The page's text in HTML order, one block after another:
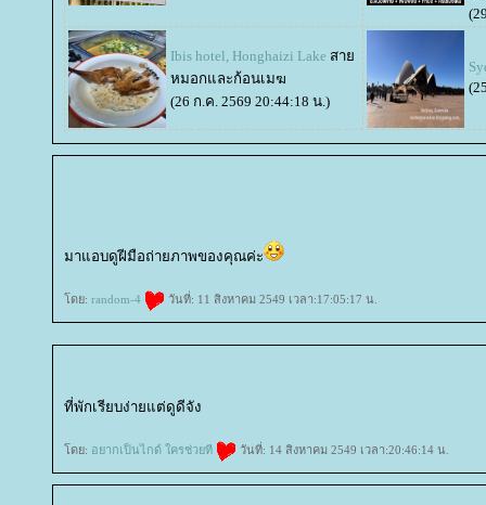
Ibis hotel, Honghaizi Lake สา
หมอกและก้อนเมฆ
(26 ก.ค. 2569 20:44:18 น.)
มาแอบดูฝีมือถ่ายภาพของคุณค่ะ
ดย: random-4 วันที่: 11 สิงหาคม 2549 เวลา:17:05:17 น.
ที่พักเรียบง่ายแต่ดูดีจัง
ดย: อยากเป็นไกด์ ใครช่วยที วันที่: 14 สิงหาคม 2549 เวลา:20:46:14 น.